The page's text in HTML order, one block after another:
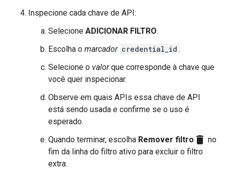
Inspecione cada chave de API:
Selecione ADICIONAR FILTRO.
Escolha o marcador credential_id .
Selecione o valorque corresponde à chave que
você quer inspecionar.
Observe em quais APIs essa chave de API
está sendo usada e confirme se o uso é
esperado.
Quando terminar, escolha Remover filtro delete no
fim da linha do filtro ativo para excluir o filtro
extra.